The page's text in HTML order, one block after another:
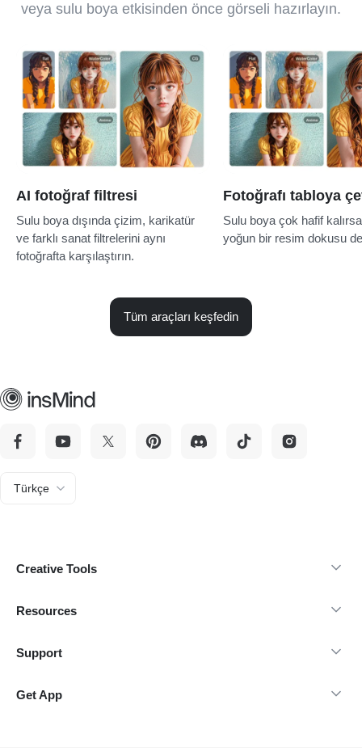
veya sulu boya etkisinden önce görseli hazırlayın.
AI fotoğraf filtresi
Sulu boya dışında çizim, karikatür
ve farklı sanat filtrelerini aynı
fotoğrafta karşılaştırın.
Fotoğrafı tabloya
Sulu boya çok hafif
yoğun bir resim dokusu
Tüm araçları keşfedin
Türkçe
Creative Tools
Resources
Support
Get App